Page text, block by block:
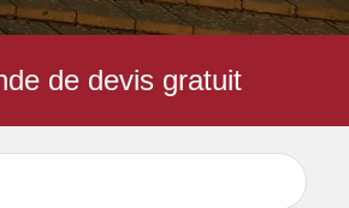
de devis gratuit